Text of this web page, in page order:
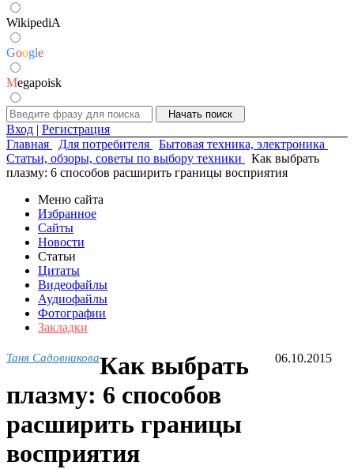
WikipediA
Google
Megapoisk
Вход | Регистрация
Главная
Для потребителя
Бытовая техника, электроника
Статьи, обзоры, советы по выбору техники
Как выбрать
плазму: 6 способов расширить границы восприятия
Меню сайта
Избранное
Сайты
Новости
Статьи
Цитаты
Видеофайлы
Аудиофайлы
Фотографии
Закладки
Таня Садовникова 06.10.2015
Как выбрать
плазму: 6 способов
расширить границы
восприятия